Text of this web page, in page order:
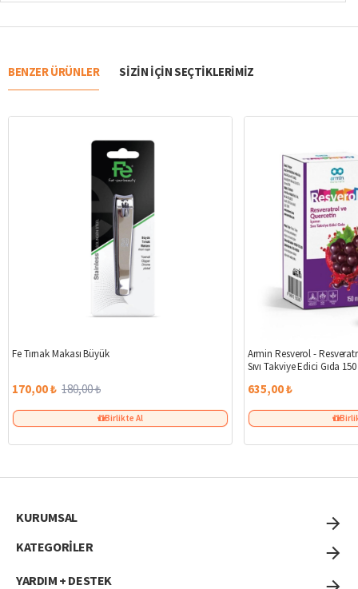
BENZER ÜRÜNLER SIZIN IÇIN SEÇTIKLERIMIZ
Fe Tırnak Makası Büyük
170,00 ₺ 180,00 ₺
Birlikte Al
Armin Resverol -
Sıvı Takviye Edici Gıda
635,00 ₺
KURUMSAL
KATEGORİLER
YARDIM + DESTEK